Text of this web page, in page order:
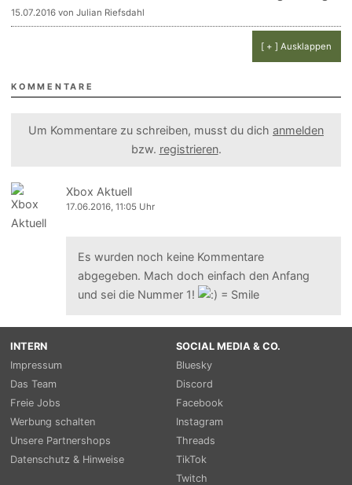
15.07.2016 von Julian Riefsdahl
[ + ] Ausklappen
KOMMENTARE
Um Kommentare zu schreiben, musst du dich anmelden
bzw. registrieren.
Xbox Aktuell
17.06.2016, 11:05 Uhr
Es wurden noch keine Kommentare
abgegeben. Mach doch einfach den Anfang
und sei die Nummer 1!
INTERN
Impressum
Das Team
Freie Jobs
Werbung schalten
Unsere Partnershops
Datenschutz & Hinweise
SOCIAL MEDIA & CO.
Bluesky
Discord
Facebook
Instagram
Threads
TikTok
Twitch